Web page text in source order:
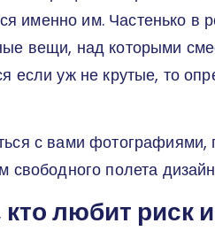
именно им. Частенько в
вещи, над которыми
если уж не крутые, то
с вами фотографиями,
свободного полета
любит риск